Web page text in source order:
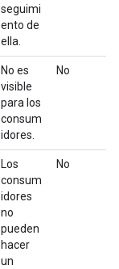
seguimi
ento de
ella.
No es
visible
para los
consum
idores.
No
Los
consum
idores
no
pueden
hacer
un
No